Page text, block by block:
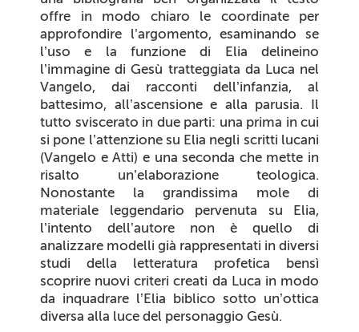
offre in modo chiaro le coordinate per
approfondire l’argomento, esaminando se
l’uso e la funzione di Elia delineino
l’immagine di Gesù tratteggiata da Luca nel
Vangelo, dai racconti dell’infanzia, al
battesimo, all’ascensione e alla parusia. Il
tutto sviscerato in due parti: una prima in cui
si pone l’attenzione su Elia negli scritti lucani
(Vangelo e Atti) e una seconda che mette in
risalto un’elaborazione teologica.
Nonostante la grandissima mole di
materiale leggendario pervenuta su Elia,
l’intento dell’autore non è quello di
analizzare modelli già rappresentati in diversi
studi della letteratura profetica bensì
scoprire nuovi criteri creati da Luca in modo
da inquadrare l’Elia biblico sotto un’ottica
diversa alla luce del personaggio Gesù.